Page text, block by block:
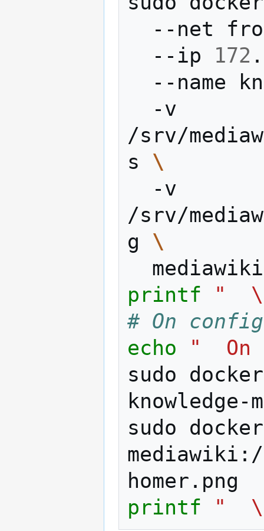
--net
--ip
172
--name
-v
/srv/
s
\
-v
/srv/
g
\
printf
"
# On
echo
"  On
sudo
docker
sudo
docker
printf
"